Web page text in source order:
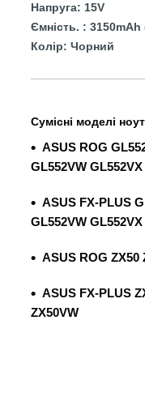
Напруга: 15V
Ємність. : 3150mAh
Колір: Чорний
Сумісні моделі
ASUS ROG
GL552VW GL552VX
ASUS FX-PLUS
GL552VW GL552VX
ASUS ROG ZX50
ASUS FX-PLUS
ZX50VW